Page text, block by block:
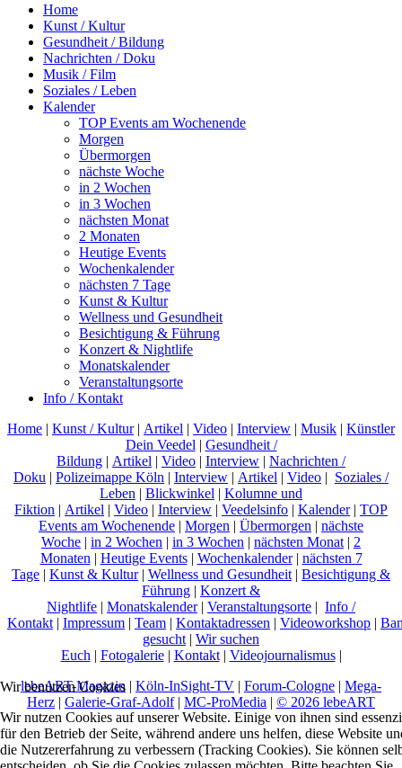
Home
Kunst / Kultur
Gesundheit / Bildung
Nachrichten / Doku
Musik / Film
Soziales / Leben
Kalender
TOP Events am Wochenende
Morgen
Übermorgen
nächste Woche
in 2 Wochen
in 3 Wochen
nächsten Monat
2 Monaten
Heutige Events
Wochenkalender
nächsten 7 Tage
Kunst & Kultur
Wellness und Gesundheit
Besichtigung & Führung
Konzert & Nightlife
Monatskalender
Veranstaltungsorte
Info / Kontakt
Home | Kunst / Kultur| Artikel | Video | Interview | Musik | Künstler
Dein Veedel | Gesundheit /
Bildung | Artikel | Video | Interview | Nachrichten /
Doku | Polizeimappe Köln | Interview | Artikel | Video | Soziales /
Leben | Blickwinkel | Kolumne und
Fiktion | Artikel | Video | Interview | Veedelsinfo | Kalender| TOP
Events am Wochenende | Morgen | Übermorgen | nächste
Woche | in 2 Wochen | in 3 Wochen | nächsten Monat | 2
Monaten | Heutige Events| Wochenkalender| nächsten 7
Tage | Kunst & Kultur| Wellness und Gesundheit | Besichtigung &
Führung | Konzert &
Nightlife | Monatskalender| Veranstaltungsorte | Info /
Kontakt | Impressum | Team | Kontaktadressen | Videoworkshop |
gesucht | Wir suchen
Euch | Fotogalerie| Kontakt| Videojournalismus|
lebeART-Magazin | Köln-InSight-TV | Forum-Cologne | Mega-
Herz | Galerie-Graf-Adolf| MC-ProMedia | © 2026 lebeART
Wir benutzen Cookies
Wir nutzen Cookies auf unserer Website. Einige von ihnen sind
für den Betrieb der Seite, während andere uns helfen, diese Website
die Nutzererfahrung zu verbessern (Tracking Cookies). Sie können